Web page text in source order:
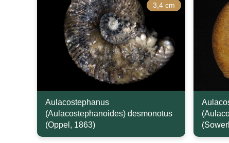
3,4 cm
Aulacostephanus
(Aulacostephanoides) desmonotus
(Oppel, 1863)